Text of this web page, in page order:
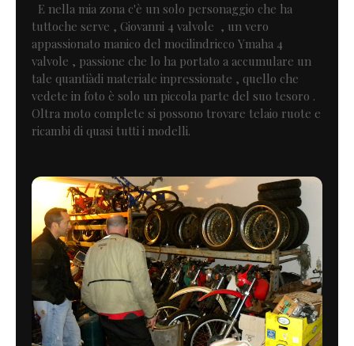
E nella mia zona c'è un solo personaggio che ha
tuttoche serve , Giovanni 4 valvole , un vero
appassionato manico del mocilindricco Ymaha 4
valvole , passione che lo ha portato a accumulare un
tale quantiàdi materiale inpressionate , quello che
vedete in foto è solo un piccola parte del suo tesoro .
Oltra moto complete si possono trovare telaio ruote e
ricambi di quasi tutti i modelli.